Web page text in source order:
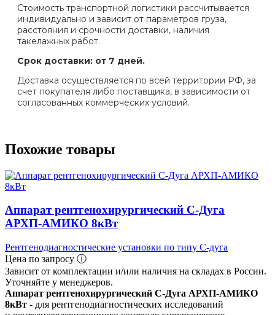
Стоимость транспортной логистики рассчитывается
индивидуально и зависит от параметров груза,
расстояния и срочности доставки, наличия
такелажных работ.
Срок доставки: от 7 дней.
Доставка осуществляется по всей территории РФ, за
счет покупателя либо поставщика, в зависимости от
согласованных коммерческих условий.
Похожие товары
Аппарат рентгено­хирургический С-Дуга
АРХП‑АМИКО 8кВт
Рентгенодиагностические установки по типу С-дуга
Цена по запросу ⓘ
Зависит от комплектации и/или наличия на складах в России.
Уточняйте у менеджеров.
Аппарат рентгено­хирургический С-Дуга АРХП‑АМИКО
8кВт - для рентгенодиагностических исследований